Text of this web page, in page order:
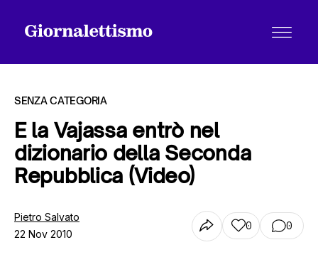
Tutti gli articoli
Chi siamo
SENZA CATEGORIA
E la Vajassa entrò nel
dizionario della Seconda
Repubblica (Video)
Pietro Salvato
22 Nov 2010
0 0